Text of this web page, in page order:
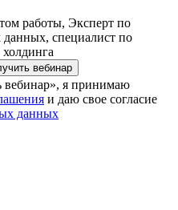
работы, Эксперт по
специалист по
вебинар
я принимаю
и даю свое согласие
данных